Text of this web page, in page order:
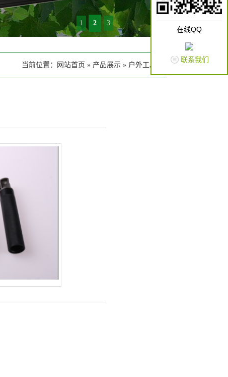
1 2 3
当前位置： 网站首页 » 产品展示 » 户外工具
在线QQ
联系我们